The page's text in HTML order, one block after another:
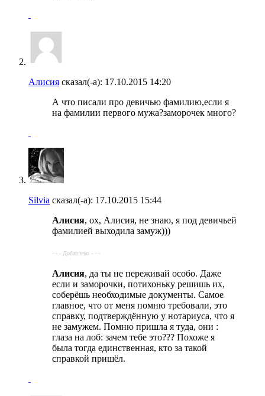
Алисия сказал(-а): 17.10.2015 14:20
А что писали про девичью фамилию,если я
на фамилии первого мужа?заморочек много?
Silvia сказал(-а): 17.10.2015 15:44
Алисия, ох, Алисия, не знаю, я под девичьей
фамилией выходила замуж)))
- - - Добавлено - - -
Алисия, да ты не переживай особо. Даже
если и заморочки, потихоньку решишь их,
соберёшь необходимые документы. Самое
главное, что от меня помню требовали, это
справку, подтверждённую у нотариуса, что я
не замужем. Помню пришла я туда, они :
глаза на лоб: зачем тебе это??? Похоже я
была тогда единственная, кто за такой
справкой пришёл.